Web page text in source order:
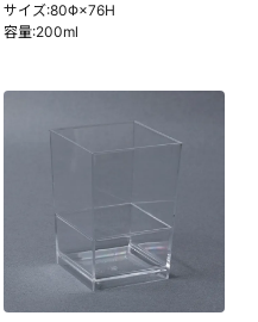
サイズ:80Φ×76H
容量:200ml